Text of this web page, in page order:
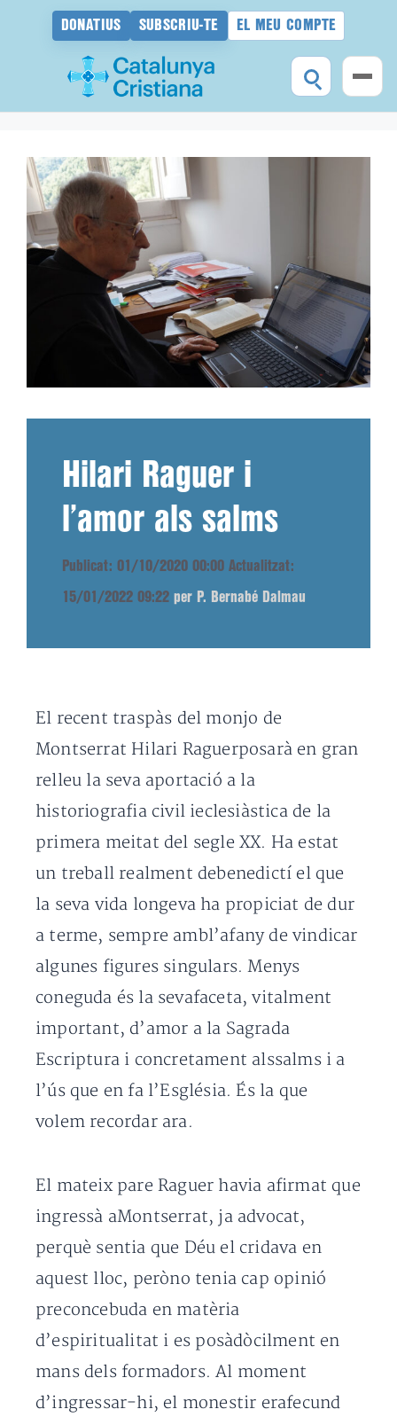
DONATIUS SUBSCRIU-TE EL MEU COMPTE
contingut
Hilari Raguer i
l’amor als salms
Publicat: 01/10/2020 00:00 Actualitzat:
15/01/2022 09:22 per P. Bernabé Dalmau
El recent traspàs del monjo de
Montserrat Hilari Raguerposarà en gran
relleu la seva aportació a la
historiografia civil ieclesiàstica de la
primera meitat del segle XX. Ha estat
un treball realment debenedictí el que
la seva vida longeva ha propiciat de dur
a terme, sempre ambl’afany de vindicar
algunes figures singulars. Menys
coneguda és la sevafaceta, vitalment
important, d’amor a la Sagrada
Escriptura i concretament alssalms i a
l’ús que en fa l’Església. És la que
volem recordar ara.
El mateix pare Raguer havia afirmat que
ingressà aMontserrat, ja advocat,
perquè sentia que Déu el cridava en
aquest lloc, peròno tenia cap opinió
preconcebuda en matèria
d’espiritualitat i es posàdòcilment en
mans dels formadors. Al moment
d’ingressar-hi, el monestir erafecund